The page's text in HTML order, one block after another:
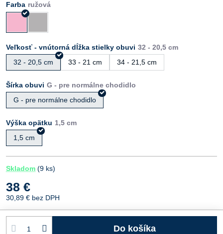
Farba
Veľkosť - vnútorná dĺžka stielky obuvi
32 - 20,5 cm
33 - 21 cm 34 - 21,5 cm
Šírka obuvi
G - pre normálne chodidlo
Výška opätku
1,5 cm
Skladom (9 ks)
38 €
30,89 € bez DPH
Do košíka